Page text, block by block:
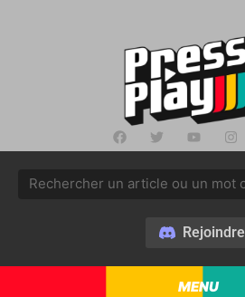
Rejoindre
MENU